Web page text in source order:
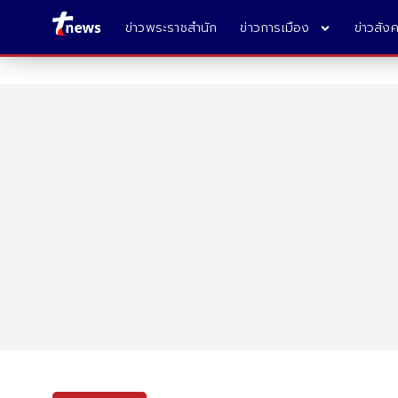
ข่าวพระราชสำนัก ข่าวการเมือง ข่าวสัง